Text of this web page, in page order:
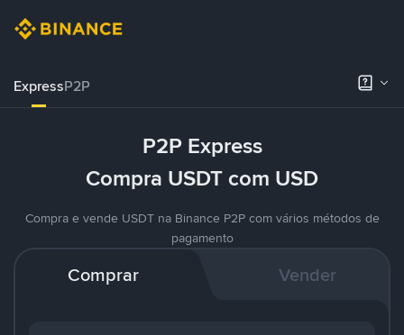
ExpressP2P
P2P Express
Compra USDT com USD
Compra e vende USDT na Binance P2P com vários métodos de
pagamento
Comprar Vender